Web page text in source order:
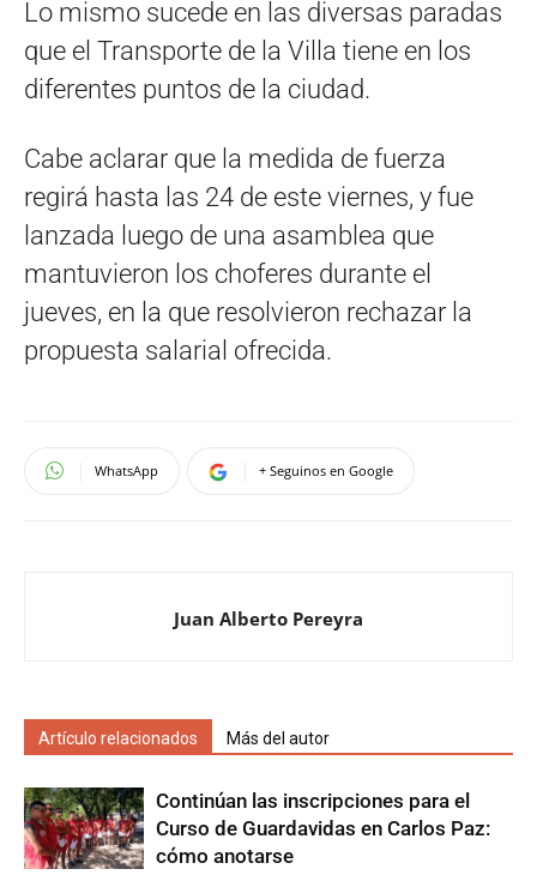
Lo mismo sucede en las diversas paradas
que el Transporte de la Villa tiene en los
diferentes puntos de la ciudad.
Cabe aclarar que la medida de fuerza
regirá hasta las 24 de este viernes, y fue
lanzada luego de una asamblea que
mantuvieron los choferes durante el
jueves, en la que resolvieron rechazar la
propuesta salarial ofrecida.
WhatsApp + Seguinos en Google
Juan Alberto Pereyra
Artículo relacionados Más del autor
Continúan las inscripciones para el
Curso de Guardavidas en Carlos Paz:
cómo anotarse